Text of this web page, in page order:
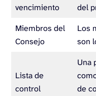
vencimiento
del
Miembros del
Consejo
Los
son
Lista de
control
Una
de